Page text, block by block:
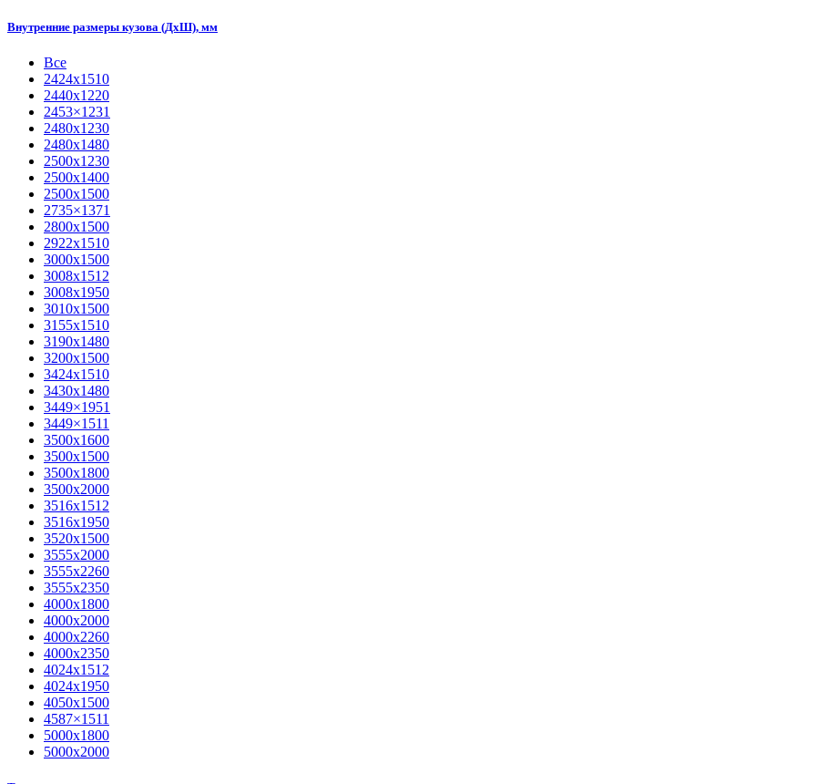
Внутренние размеры кузова (ДхШ), мм
Все
2424х1510
2440х1220
2453×1231
2480х1230
2480х1480
2500х1230
2500х1400
2500х1500
2735×1371
2800х1500
2922х1510
3000х1500
3008х1512
3008х1950
3010х1500
3155х1510
3190х1480
3200х1500
3424х1510
3430х1480
3449×1951
3449×1511
3500x1600
3500х1500
3500х1800
3500х2000
3516х1512
3516х1950
3520х1500
3555х2000
3555х2260
3555х2350
4000х1800
4000х2000
4000х2260
4000х2350
4024х1512
4024х1950
4050х1500
4587×1511
5000х1800
5000х2000